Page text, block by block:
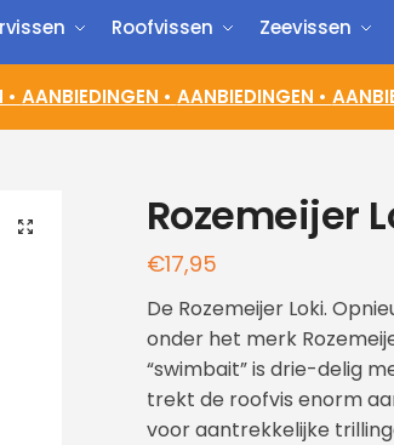
Roofvissen Zeevissen
• AANBIEDINGEN • AANBIEDINGEN •
🔍 Rozemeijer
€17,95
De Rozemeijer Loki.
onder het merk
“swimbait” is drie-delig
trekt de roofvis enorm
voor aantrekkelijke